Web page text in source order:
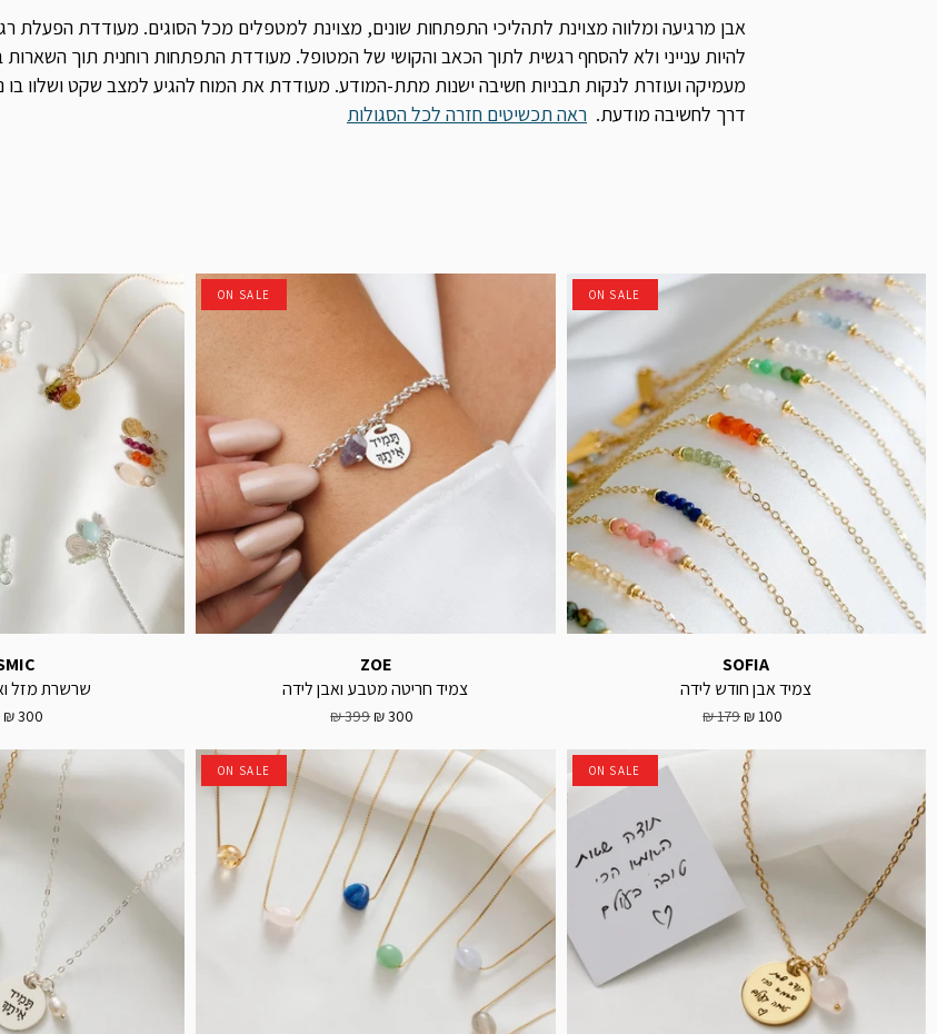
אבן מרגיעה ומלווה מצוינת לתהליכי התפתחות שונים, מצוינת למטפלים מכל הסוגים. מעודדת
להיות ענייני ולא להסחף רגשית לתוך הכאב והקושי של המטופל. מעודדת התפתחות רוחנית תוך
מעמיקה ועוזרת לנקות תבניות חשיבה ישנות מתת-המודע. מעודדת את המוח להגיע למצב שקט ושלוו בו
דרך לחשיבה מודעת. ראה תכשיטים חזרה לכל הסגולות
ON SALE
SOFIA
צמיד אבן חודש לידה
100 ₪
179 ₪
ON SALE
ZOE
צמיד חריטה מטבע ואבן לידה
300 ₪
399 ₪
שרשרת מזל
300 ₪
ON SALE
ON SALE